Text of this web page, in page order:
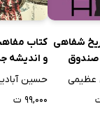
شفاهی
صندوق
کشوری
عظیمی
کتاب
و اندیشه
حسین
۹۹,۰۰۰ ت